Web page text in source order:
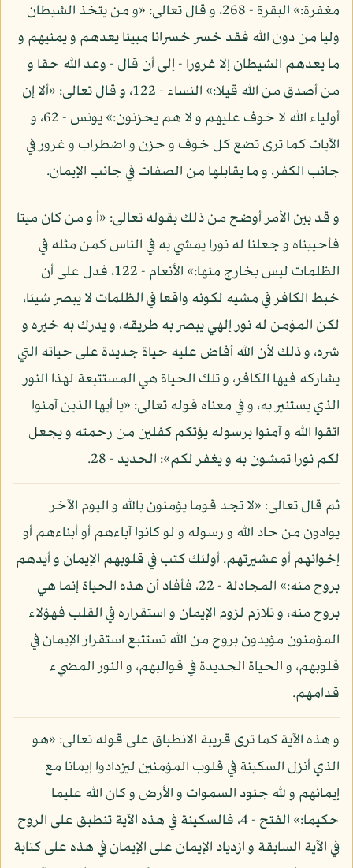
مغفرة:» البقرة - 268، و قال تعالى: «و من يتخذ الشيطان
وليا من دون الله فقد خسر خسرانا مبينا يعدهم و يمنيهم و
ما يعدهم الشيطان إلا غرورا - إلى أن قال - وعد الله حقا و
من أصدق من الله قيلا:» النساء - 122، و قال تعالى: «ألا إن
أولياء الله لا خوف عليهم و لا هم يحزنون:» يونس - 62، و
الآيات كما ترى تضع كل خوف و حزن و اضطراب و غرور في
جانب الكفر، و ما يقابلها من الصفات في جانب الإيمان.
و قد بين الأمر أوضح من ذلك بقوله تعالى: «أ و من كان ميتا
فأحييناه و جعلنا له نورا يمشي به في الناس كمن مثله في
الظلمات ليس بخارج منها:» الأنعام - 122، فدل على أن
خبط الكافر في مشيه لكونه واقعا في الظلمات لا يبصر شيئا،
لكن المؤمن له نور إلهي يبصر به طريقه، و يدرك به خيره و
شره، و ذلك لأن الله أفاض عليه حياة جديدة على حياته التي
يشاركه فيها الكافر، و تلك الحياة هي المستتبعة لهذا النور
الذي يستنير به، و في معناه قوله تعالى: «يا أيها الذين آمنوا
اتقوا الله و آمنوا برسوله يؤتكم كفلين من رحمته و يجعل
لكم نورا تمشون به و يغفر لكم»: الحديد - 28.
ثم قال تعالى: «لا تجد قوما يؤمنون بالله و اليوم الآخر
يوادون من حاد الله و رسوله و لو كانوا آباءهم أو أبناءهم أو
إخوانهم أو عشيرتهم. أولئك كتب في قلوبهم الإيمان و أيدهم
بروح منه:» المجادلة - 22، فأفاد أن هذه الحياة إنما هي
بروح منه، و تلازم لزوم الإيمان و استقراره في القلب فهؤلاء
المؤمنون مؤيدون بروح من الله تستتبع استقرار الإيمان في
قلوبهم، و الحياة الجديدة في قوالبهم، و النور المضيء
قدامهم.
و هذه الآية كما ترى قريبة الانطباق على قوله تعالى: «هو
الذي أنزل السكينة في قلوب المؤمنين ليزدادوا إيمانا مع
إيمانهم و لله جنود السموات و الأرض و كان الله عليما
حكيما:» الفتح - 4، فالسكينة في هذه الآية تنطبق على الروح
في الآية السابقة و ازدياد الإيمان على الإيمان في هذه على كتابة